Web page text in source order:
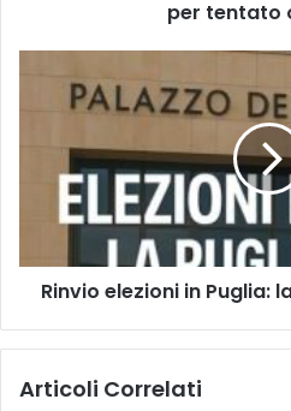
per tentato
elezioni
proposta
Rinvio elezioni in Puglia:
Articoli Correlati